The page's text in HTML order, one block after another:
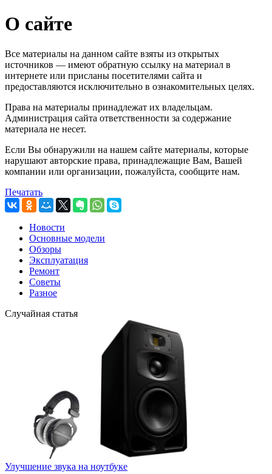
О сайте
Все материалы на данном сайте взяты из открытых
источников — имеют обратную ссылку на материал в
интернете или присланы посетителями сайта и
предоставляются исключительно в ознакомительных целях.
Права на материалы принадлежат их владельцам.
Администрация сайта ответственности за содержание
материала не несет.
Если Вы обнаружили на нашем сайте материалы, которые
нарушают авторские права, принадлежащие Вам, Вашей
компании или организации, пожалуйста, сообщите нам.
Печатать
Новости
Основные модели
Обзоры
Эксплуатация
Ремонт
Советы
Разное
Случайная статья
Улучшение звука на ноутбуке